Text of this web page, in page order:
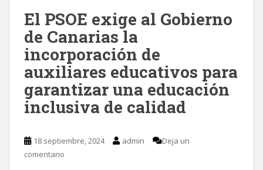
El PSOE exige al Gobierno
de Canarias la
incorporación de
auxiliares educativos para
garantizar una educación
inclusiva de calidad
18 septiembre, 2024 admin
Deja un
comentario